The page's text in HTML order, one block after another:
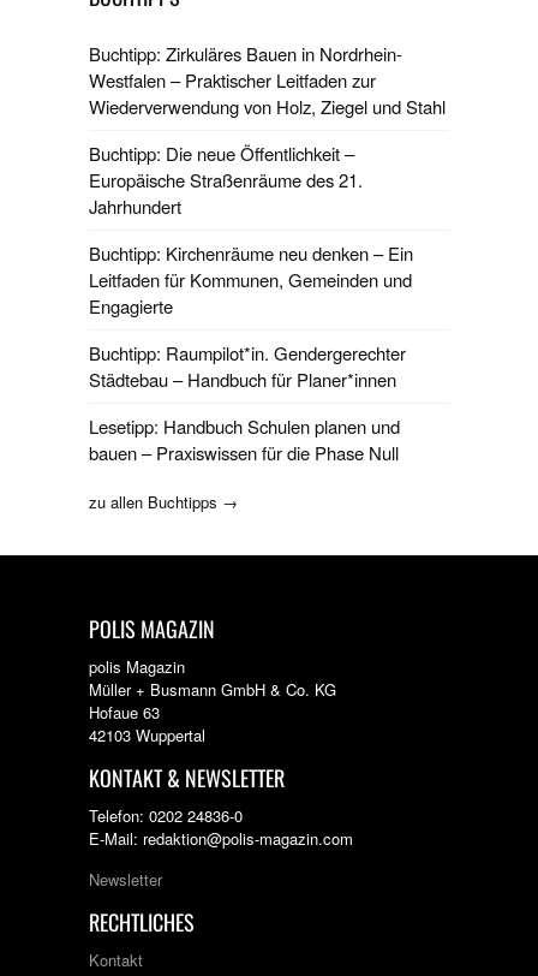
Buchtipp: Zirkuläres Bauen in Nordrhein-
Westfalen – Praktischer Leitfaden zur
Wiederverwendung von Holz, Ziegel und Stahl
Buchtipp: Die neue Öffentlichkeit –
Europäische Straßenräume des 21.
Jahrhundert
Buchtipp: Kirchenräume neu denken – Ein
Leitfaden für Kommunen, Gemeinden und
Engagierte
Buchtipp: Raumpilot*in. Gendergerechter
Städtebau – Handbuch für Planer*innen
Lesetipp: Handbuch Schulen planen und
bauen – Praxiswissen für die Phase Null
zu allen Buchtipps →
POLIS MAGAZIN
polis Magazin
Müller + Busmann GmbH & Co. KG
Hofaue 63
42103 Wuppertal
KONTAKT & NEWSLETTER
Telefon: 0202 24836-0
E-Mail: redaktion@polis-magazin.com
Newsletter
RECHTLICHES
Kontakt